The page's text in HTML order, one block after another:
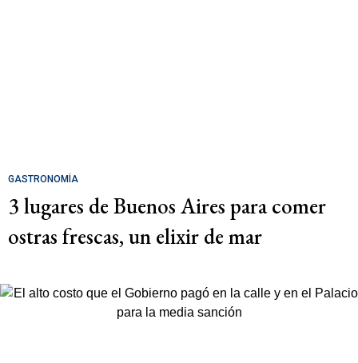
GASTRONOMÍA
3 lugares de Buenos Aires para comer
ostras frescas, un elixir de mar